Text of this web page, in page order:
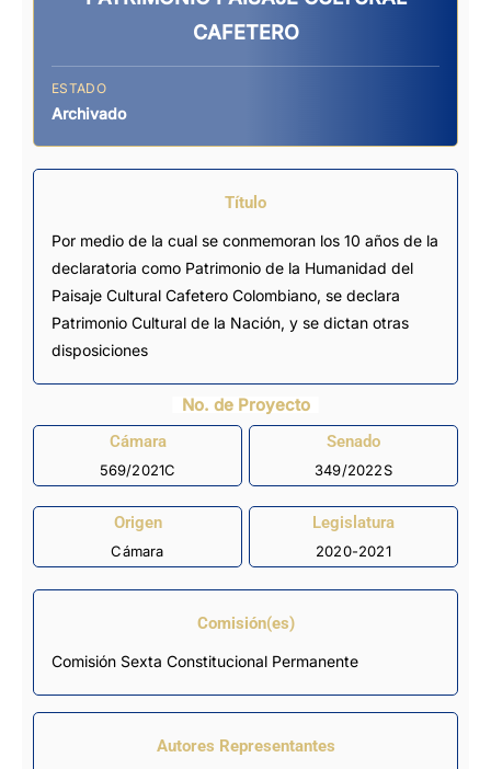
CAFETERO
ESTADO
Archivado
Título
Por medio de la cual se conmemoran los 10 años de la
declaratoria como Patrimonio de la Humanidad del
Paisaje Cultural Cafetero Colombiano, se declara
Patrimonio Cultural de la Nación, y se dictan otras
disposiciones
No. de Proyecto
Cámara
569/2021C
Senado
349/2022S
Origen
Cámara
Legislatura
2020-2021
Comisión(es)
Comisión Sexta Constitucional Permanente
Autores Representantes